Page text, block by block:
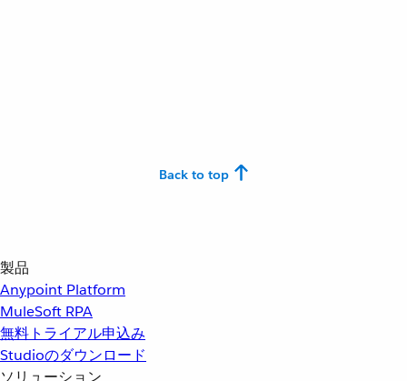
Back to top
製品
Anypoint Platform
MuleSoft RPA
無料トライアル申込み
Studioのダウンロード
ソリューション